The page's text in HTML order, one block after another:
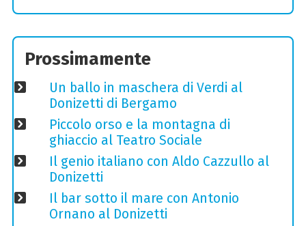
Prossimamente
Un ballo in maschera di Verdi al
Donizetti di Bergamo
Piccolo orso e la montagna di
ghiaccio al Teatro Sociale
Il genio italiano con Aldo Cazzullo al
Donizetti
Il bar sotto il mare con Antonio
Ornano al Donizetti